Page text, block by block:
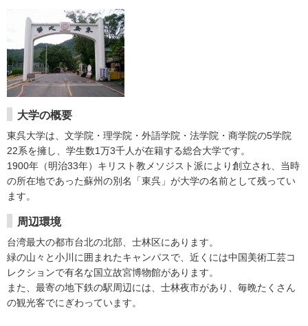
大学の概要
東呉大学は、文学院・理学院・外語学院・法学院・商学院の5学院
22系を擁し、学生数1万3千人が在籍する総合大学です。
1900年（明治33年）キリスト教メソジスト派により創立され、当時
の所在地であった蘇州の別名「東呉」が大学の名前として残ってい
ます。
周辺環境
台湾最大の都市台北の北部、士林区にあります。
緑の山々と小川に囲まれたキャンパスで、近くには中国美術工芸コ
レクションで有名な国立故宮博物館があります。
また、最寄の地下鉄の駅周辺には、士林夜市があり、毎晩たくさん
の観光客でにぎわっています。